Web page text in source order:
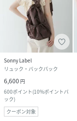
Sonny Label
リュック・バックパック
6,600 円
600ポイント(10%ポイントバ
ック)
クーポン対象